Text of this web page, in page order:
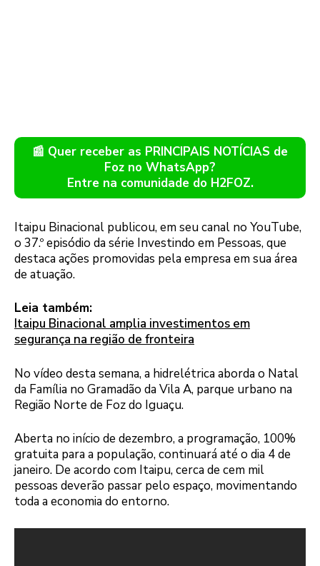
📰 Quer receber as PRINCIPAIS NOTÍCIAS de
Foz no WhatsApp?
Entre na comunidade do H2FOZ.
Itaipu Binacional publicou, em seu canal no YouTube,
o 37.º episódio da série Investindo em Pessoas, que
destaca ações promovidas pela empresa em sua área
de atuação.
Leia também:
Itaipu Binacional amplia investimentos em
segurança na região de fronteira
No vídeo desta semana, a hidrelétrica aborda o Natal
da Família no Gramadão da Vila A, parque urbano na
Região Norte de Foz do Iguaçu.
Aberta no início de dezembro, a programação, 100%
gratuita para a população, continuará até o dia 4 de
janeiro. De acordo com Itaipu, cerca de cem mil
pessoas deverão passar pelo espaço, movimentando
toda a economia do entorno.